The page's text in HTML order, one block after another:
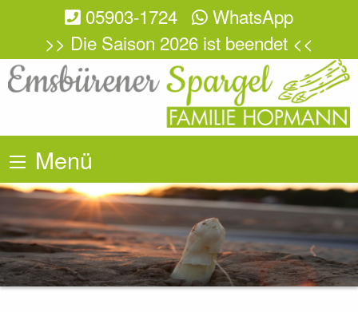
05903-1724
WhatsApp
>> Die Saison 2026 ist beendet <<
Menü